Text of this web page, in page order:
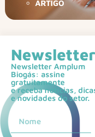
ARTIGO
Newsletter
Newsletter Amplum
Biogás: assine
gratuitamente
e receba notícias,
e novidades do setor.